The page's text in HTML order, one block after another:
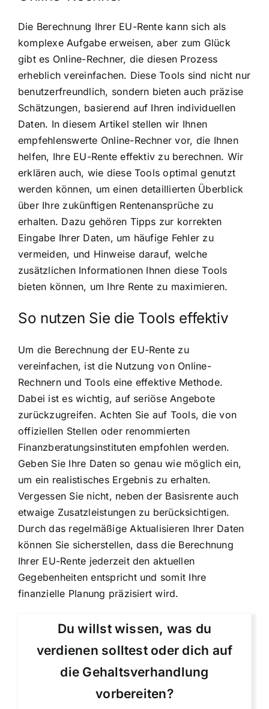
Die Berechnung Ihrer EU-Rente kann sich als
komplexe Aufgabe erweisen, aber zum Glück
gibt es Online-Rechner, die diesen Prozess
erheblich vereinfachen. Diese Tools sind nicht nur
benutzerfreundlich, sondern bieten auch präzise
Schätzungen, basierend auf Ihren individuellen
Daten. In diesem Artikel stellen wir Ihnen
empfehlenswerte Online-Rechner vor, die Ihnen
helfen, Ihre EU-Rente effektiv zu berechnen. Wir
erklären auch, wie diese Tools optimal genutzt
werden können, um einen detaillierten Überblick
über Ihre zukünftigen Rentenansprüche zu
erhalten. Dazu gehören Tipps zur korrekten
Eingabe Ihrer Daten, um häufige Fehler zu
vermeiden, und Hinweise darauf, welche
zusätzlichen Informationen Ihnen diese Tools
bieten können, um Ihre Rente zu maximieren.
So nutzen Sie die Tools effektiv
Um die Berechnung der EU-Rente zu
vereinfachen, ist die Nutzung von Online-
Rechnern und Tools eine effektive Methode.
Dabei ist es wichtig, auf seriöse Angebote
zurückzugreifen. Achten Sie auf Tools, die von
offiziellen Stellen oder renommierten
Finanzberatungsinstituten empfohlen werden.
Geben Sie Ihre Daten so genau wie möglich ein,
um ein realistisches Ergebnis zu erhalten.
Vergessen Sie nicht, neben der Basisrente auch
etwaige Zusatzleistungen zu berücksichtigen.
Durch das regelmäßige Aktualisieren Ihrer Daten
können Sie sicherstellen, dass die Berechnung
Ihrer EU-Rente jederzeit den aktuellen
Gegebenheiten entspricht und somit Ihre
finanzielle Planung präzisiert wird.
Du willst wissen, was du
verdienen solltest oder dich auf
die Gehaltsverhandlung
vorbereiten?